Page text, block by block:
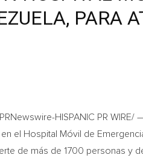
PARA
HISPANIC PR WIRE/
el Hospital Móvil de
de más de 1700 personas y